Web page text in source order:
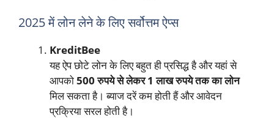
2025 में लोन लेने के लिए सर्वोत्तम ऐप्स
KreditBee
यह ऐप छोटे लोन के लिए बहुत ही प्रसिद्ध है और यहां से
आपको500 रुपये से लेकर 1 लाख रुपये तक का लोन
मिल सकता है। ब्याज दरें कम होती हैं और आवेदन
प्रक्रिया सरल होती है।